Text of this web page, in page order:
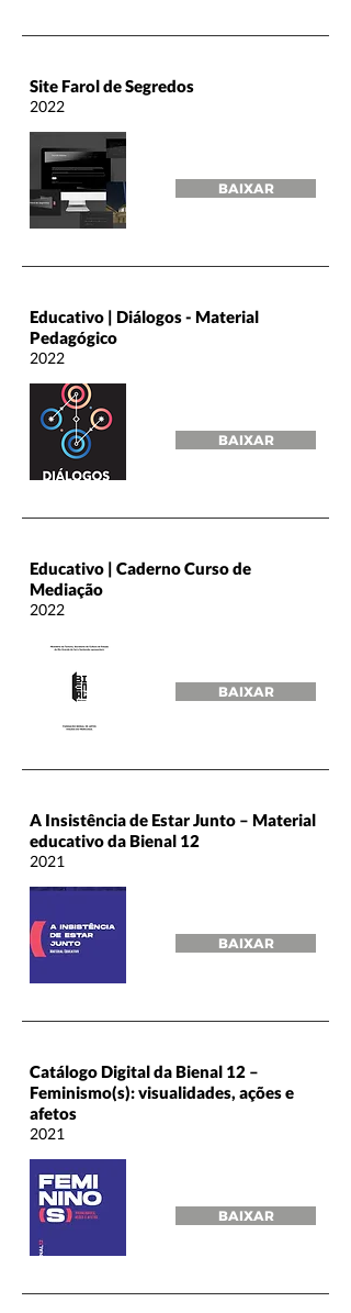
Site Farol de Segredos
2022
BAIXAR
Educativo | Diálogos - Material
Pedagógico
2022
BAIXAR
Educativo | Caderno Curso de
Mediação
2022
BAIXAR
A Insistência de Estar Junto – Material
educativo da Bienal 12
2021
BAIXAR
Catálogo Digital da Bienal 12 –
Feminismo(s): visualidades, ações e
afetos
2021
BAIXAR